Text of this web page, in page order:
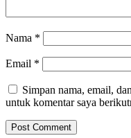
Nama *
Email *
Simpan nama, email,
untuk komentar saya